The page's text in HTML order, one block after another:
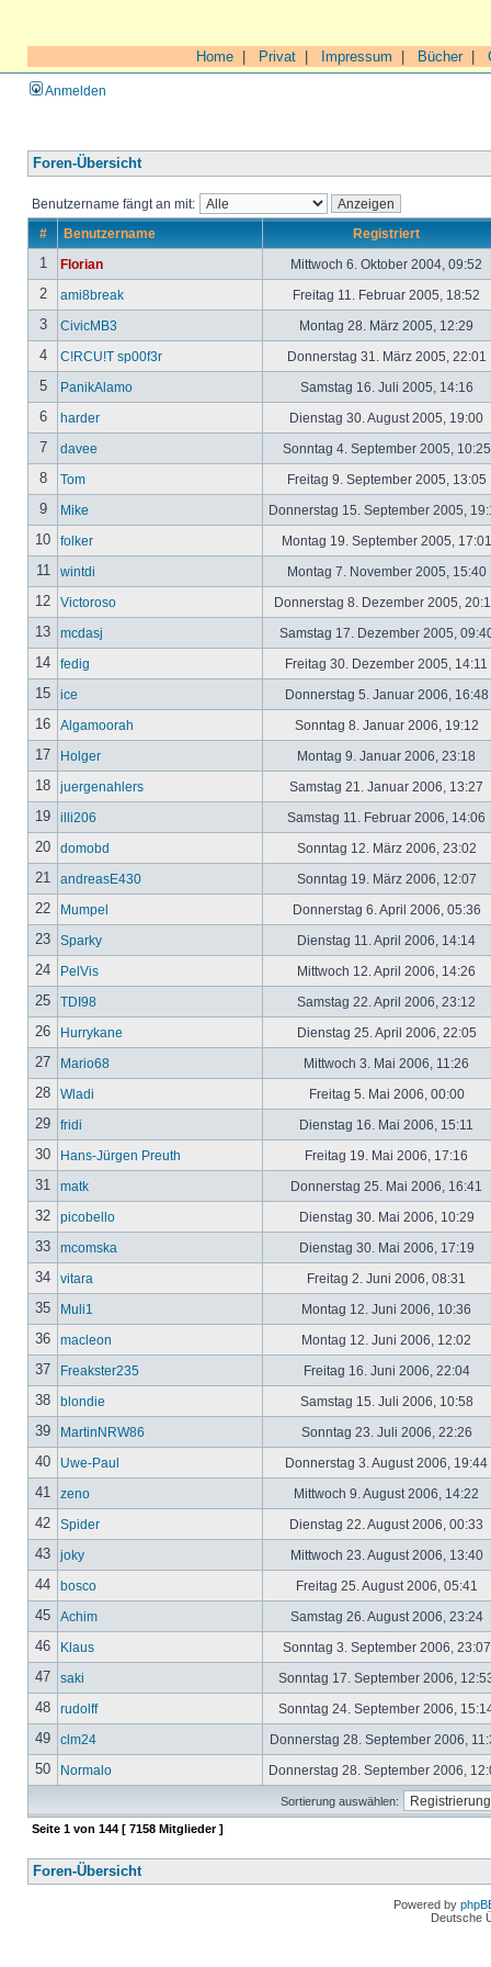
Home Privat Impressum Bücher|
Anmelden
Foren-Übersicht
Benutzername fängt an mit:
# Benutzername Registriert
1 Florian Mittwoch 6. Oktober 2004, 09:52
2 ami8break Freitag 11. Februar 2005, 18:52
3 CivicMB3 Montag 28. März 2005, 12:29
4 C!RCU!T sp00f3r Donnerstag 31. März 2005, 22:01
5 PanikAlamo Samstag 16. Juli 2005, 14:16
6 harder Dienstag 30. August 2005, 19:00
7 davee Sonntag 4. September 2005,
8 Tom Freitag 9. September 2005, 13:05
9 Mike Donnerstag 15. September 2005,
10 folker Montag 19. September 2005,
11 wintdi Montag 7. November 2005, 15:40
12 Victoroso Donnerstag 8. Dezember 2005,
13 mcdasj Samstag 17. Dezember 2005,
14 fedig Freitag 30. Dezember 2005, 14:11
15 ice Donnerstag 5. Januar 2006, 16:48
16 Algamoorah Sonntag 8. Januar 2006, 19:12
17 Holger Montag 9. Januar 2006, 23:18
18 juergenahlers Samstag 21. Januar 2006, 13:27
19 illi206 Samstag 11. Februar 2006, 14:06
20 domobd Sonntag 12. März 2006, 23:02
21 andreasE430 Sonntag 19. März 2006, 12:07
22 Mumpel Donnerstag 6. April 2006, 05:36
23 Sparky Dienstag 11. April 2006, 14:14
24 PelVis Mittwoch 12. April 2006, 14:26
25 TDI98 Samstag 22. April 2006, 23:12
26 Hurrykane Dienstag 25. April 2006, 22:05
27 Mario68 Mittwoch 3. Mai 2006, 11:26
28 Wladi Freitag 5. Mai 2006, 00:00
29 fridi Dienstag 16. Mai 2006, 15:11
30 Hans-Jürgen Preuth Freitag 19. Mai 2006, 17:16
31 matk Donnerstag 25. Mai 2006, 16:41
32 picobello Dienstag 30. Mai 2006, 10:29
33 mcomska Dienstag 30. Mai 2006, 17:19
34 vitara Freitag 2. Juni 2006, 08:31
35 Muli1 Montag 12. Juni 2006, 10:36
36 macleon Montag 12. Juni 2006, 12:02
37 Freakster235 Freitag 16. Juni 2006, 22:04
38 blondie Samstag 15. Juli 2006, 10:58
39 MartinNRW86 Sonntag 23. Juli 2006, 22:26
40 Uwe-Paul Donnerstag 3. August 2006, 19:44
41 zeno Mittwoch 9. August 2006, 14:22
42 Spider Dienstag 22. August 2006, 00:33
43 joky Mittwoch 23. August 2006, 13:40
44 bosco Freitag 25. August 2006, 05:41
45 Achim Samstag 26. August 2006, 23:24
46 Klaus Sonntag 3. September 2006,
47 saki Sonntag 17. September 2006,
48 rudolff Sonntag 24. September 2006,
49 clm24 Donnerstag 28. September 2006,
50 Normalo Donnerstag 28. September 2006,
Sortierung auswählen:
Seite 1 von 144 [ 7158 Mitglieder ]
Foren-Übersicht
Powered by
Deutsche